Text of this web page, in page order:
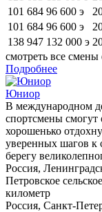
101 684 96 600 э
101 684 96 600 э
138 947 132 000 э
смотреть все смены
Подробнее
Юниор
В международном
спортсмены смогут
хорошенько
уверенных шагов к
берегу
Россия,
Петровское
километр
Россия, Санкт-